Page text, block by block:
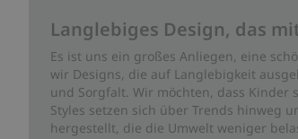
Langlebiges Design, das
Es ist uns ein großes Anliegen, eine
wir Designs, die auf Langlebigkeit
und Sorgfalt. Wir möchten, dass
Styles setzen sich über Trends hinweg
hergestellt, die die Umwelt weniger